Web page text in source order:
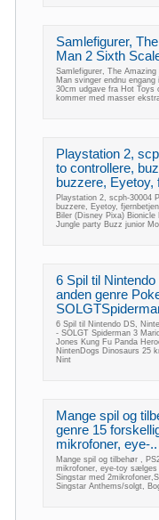
Samlefigurer,
Man 2 Sixth
Samlefigurer, The
Man svinger endnu
30cm udgave fra Hot Toys
kommer med masser
Playstation 2,
to controllere,
buzzere, Eyetoy,
Playstation 2, scph-30004
buzzere, Eyetoy,
Biler (Disney Pixa)
Jungle party Buzz junior
6 Spil til
anden genre
6 Spil til Nintendo DS,
- SOLGT Spiderman 3
Jones Kung Fu Panda
NintenDogs Dinosaurs 25
Nint
Mange spil og
genre 15
mikrofoner, eye-..
Mange spil og tilbehør ,
mikrofoner, eye-toy sælges
Singstar med
Singstar Anthems/solgt,